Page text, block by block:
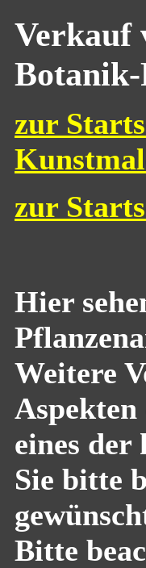
Verkauf
zur
zur
Hier
Weitere
eines
Sie bitte
Bitte